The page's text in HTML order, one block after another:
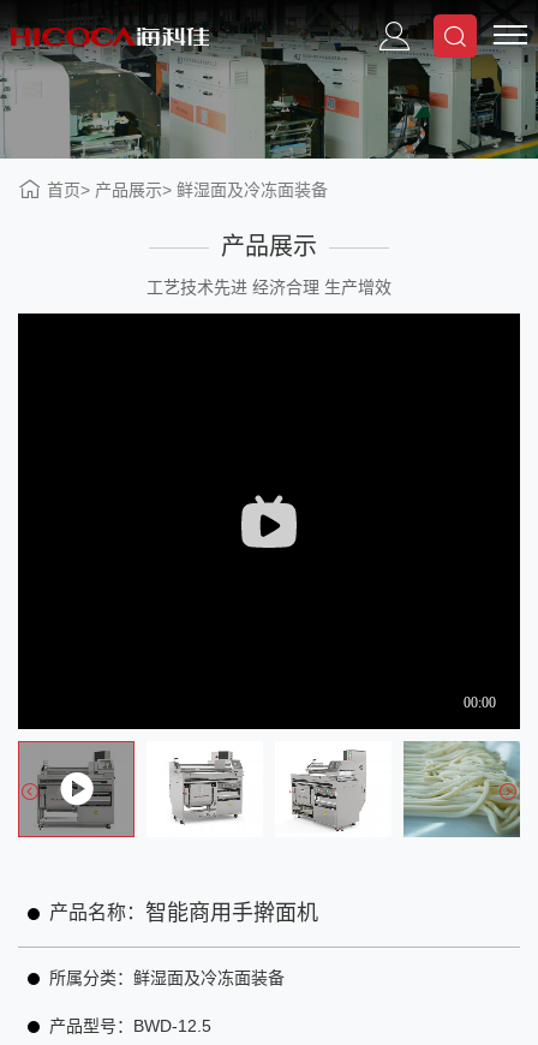
首页 产品展示 鲜湿面及冷冻面装备
产品展示
工艺技术先进 经济合理 生产增效
产品名称： 智能商用手擀面机
所属分类： 鲜湿面及冷冻面装备
产品型号： BWD-12.5